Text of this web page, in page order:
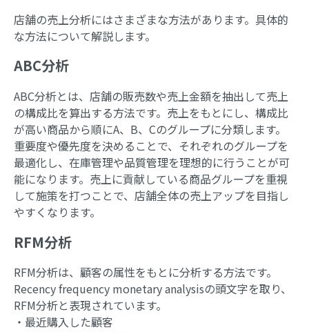
店舗の売上分析にはさまざまな方法があります。具体的
な方法について解説します。
ABC分析
ABC分析とは、店舗の販売数や売上金額を抽出して売上
の構成比を算出する方法です。売上をもとにし、構成比
が高い商品から順にA、B、Cのグループに分類します。
重要度や優先度を決めることで、それぞれのグループを
最適化し、在庫管理や品質管理を理想的に行うことが可
能になります。売上に貢献している商品グループを重視
して施策を打つことで、店舗全体の売上アップを目指し
やすくなります。
RFM分析
RFM分析は、顧客の属性をもとに分析する方法です。
Recency frequency monetary analysisの頭文字を取り、
RFM分析と表現されています。
・最近購入した顧客